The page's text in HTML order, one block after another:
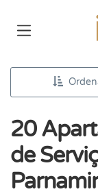
20
de